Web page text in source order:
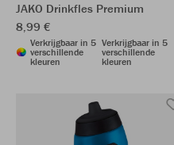
JAKO Drinkfles Premium
8,99 €
Verkrijgbaar in 5
verschillende
kleuren
Verkrijgbaar in 5
verschillende
kleuren